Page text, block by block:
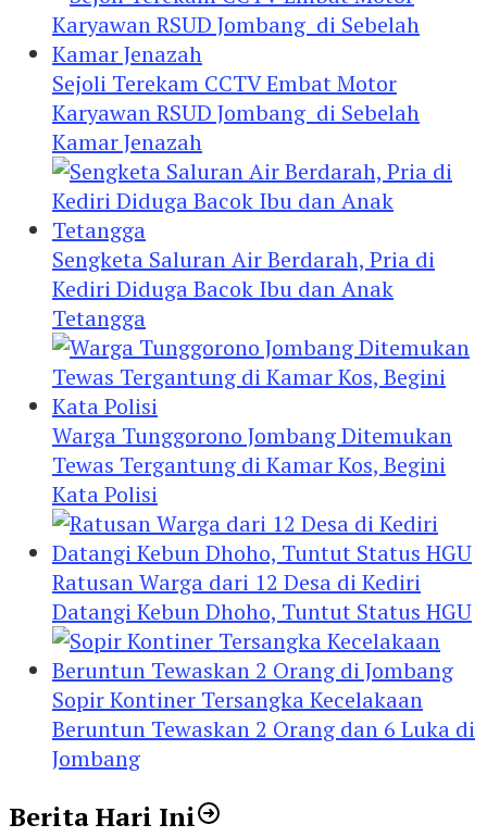
Sejoli Terekam CCTV Embat Motor
Karyawan RSUD Jombang di Sebelah
Kamar Jenazah
Sengketa Saluran Air Berdarah, Pria di
Kediri Diduga Bacok Ibu dan Anak
Tetangga
Warga Tunggorono Jombang Ditemukan
Tewas Tergantung di Kamar Kos, Begini
Kata Polisi
Ratusan Warga dari 12 Desa di Kediri
Datangi Kebun Dhoho, Tuntut Status HGU
Sopir Kontiner Tersangka Kecelakaan
Beruntun Tewaskan 2 Orang dan 6 Luka di
Jombang
Berita Hari Ini